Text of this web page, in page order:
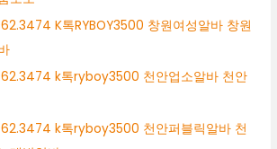
K톡RYBOY3500 창원여성알바 창원
k톡ryboy3500 천안업소알바 천안
k톡ryboy3500 천안퍼블릭알바 천